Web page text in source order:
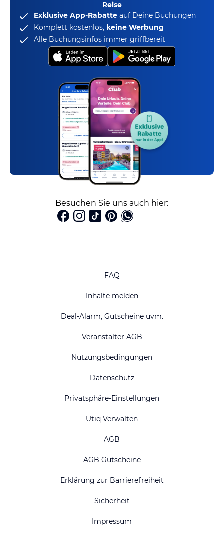
Reise
Exklusive App-Rabatte auf Deine Buchungen
Komplett kostenlos, keine Werbung
Alle Buchungsinfos immer griffbereit
Besuchen Sie uns auch hier:
FAQ
Inhalte melden
Deal-Alarm, Gutscheine uvm.
Veranstalter AGB
Nutzungsbedingungen
Datenschutz
Privatsphäre-Einstellungen
Utiq Verwalten
AGB
AGB Gutscheine
Erklärung zur Barrierefreiheit
Sicherheit
Impressum